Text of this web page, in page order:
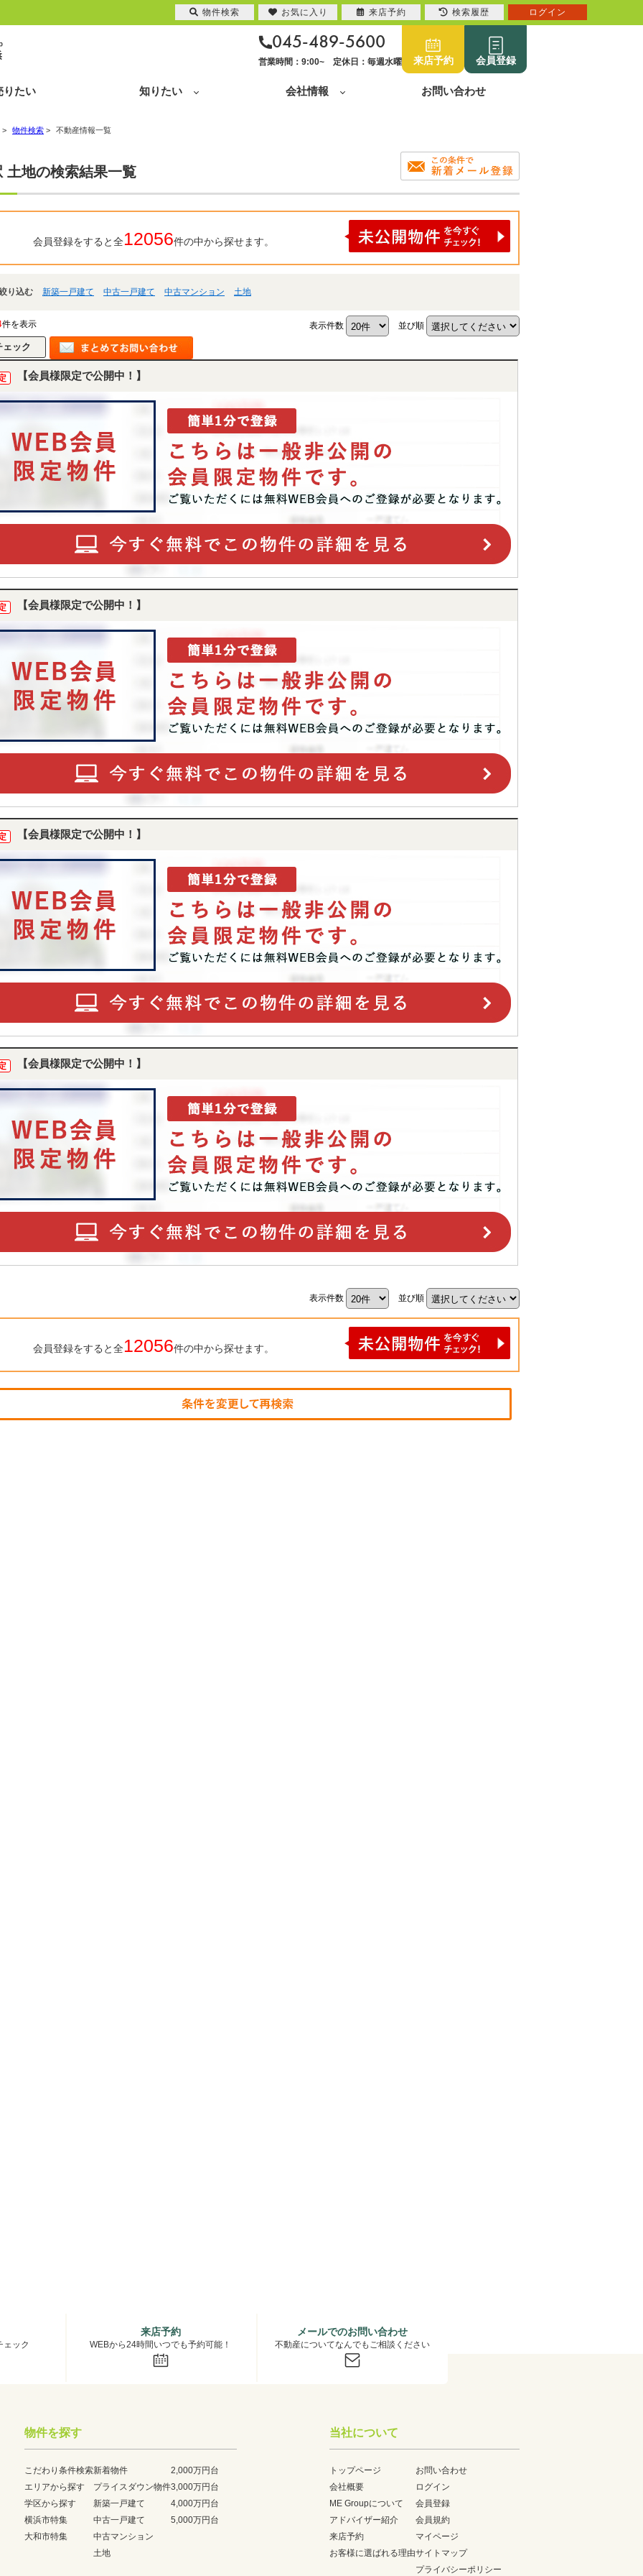
045-489-5600
営業時間：9:00~ 定休日：毎週水曜 来店予約 会員登録
りたい 知りたい 会社情報 お問い合わせ
> 物件検索 > 不動産情報一覧
土地の検索結果一覧
会員登録をすると全12056件の中から探せます。
り込む 新築一戸建て 中古一戸建て 中古マンション 土地
件を表示 表示件数 並び順
【会員様限定で公開中！】
【会員様限定で公開中！】
【会員様限定で公開中！】
【会員様限定で公開中！】
表示件数 並び順
会員登録をすると全12056件の中から探せます。
ェック
来店予約
WEBから24時間いつでも予約可能！
メールでのお問い合わせ
不動産についてなんでもご相談ください
物件を探す
こだわり条件検索
エリアから探す
学区から探す
横浜市特集
大和市特集
新着物件
プライスダウン物件
新築一戸建て
中古一戸建て
中古マンション
土地
2,000万円台
3,000万円台
4,000万円台
5,000万円台
当社について
トップページ
会社概要
ME Groupについて
アドバイザー紹介
来店予約
お客様に選ばれる理由
お問い合わせ
ログイン
会員登録
会員規約
マイページ
サイトマップ
プライバシーポリシー
物件検索 お気に入り 来店予約 検索履歴 ログイン